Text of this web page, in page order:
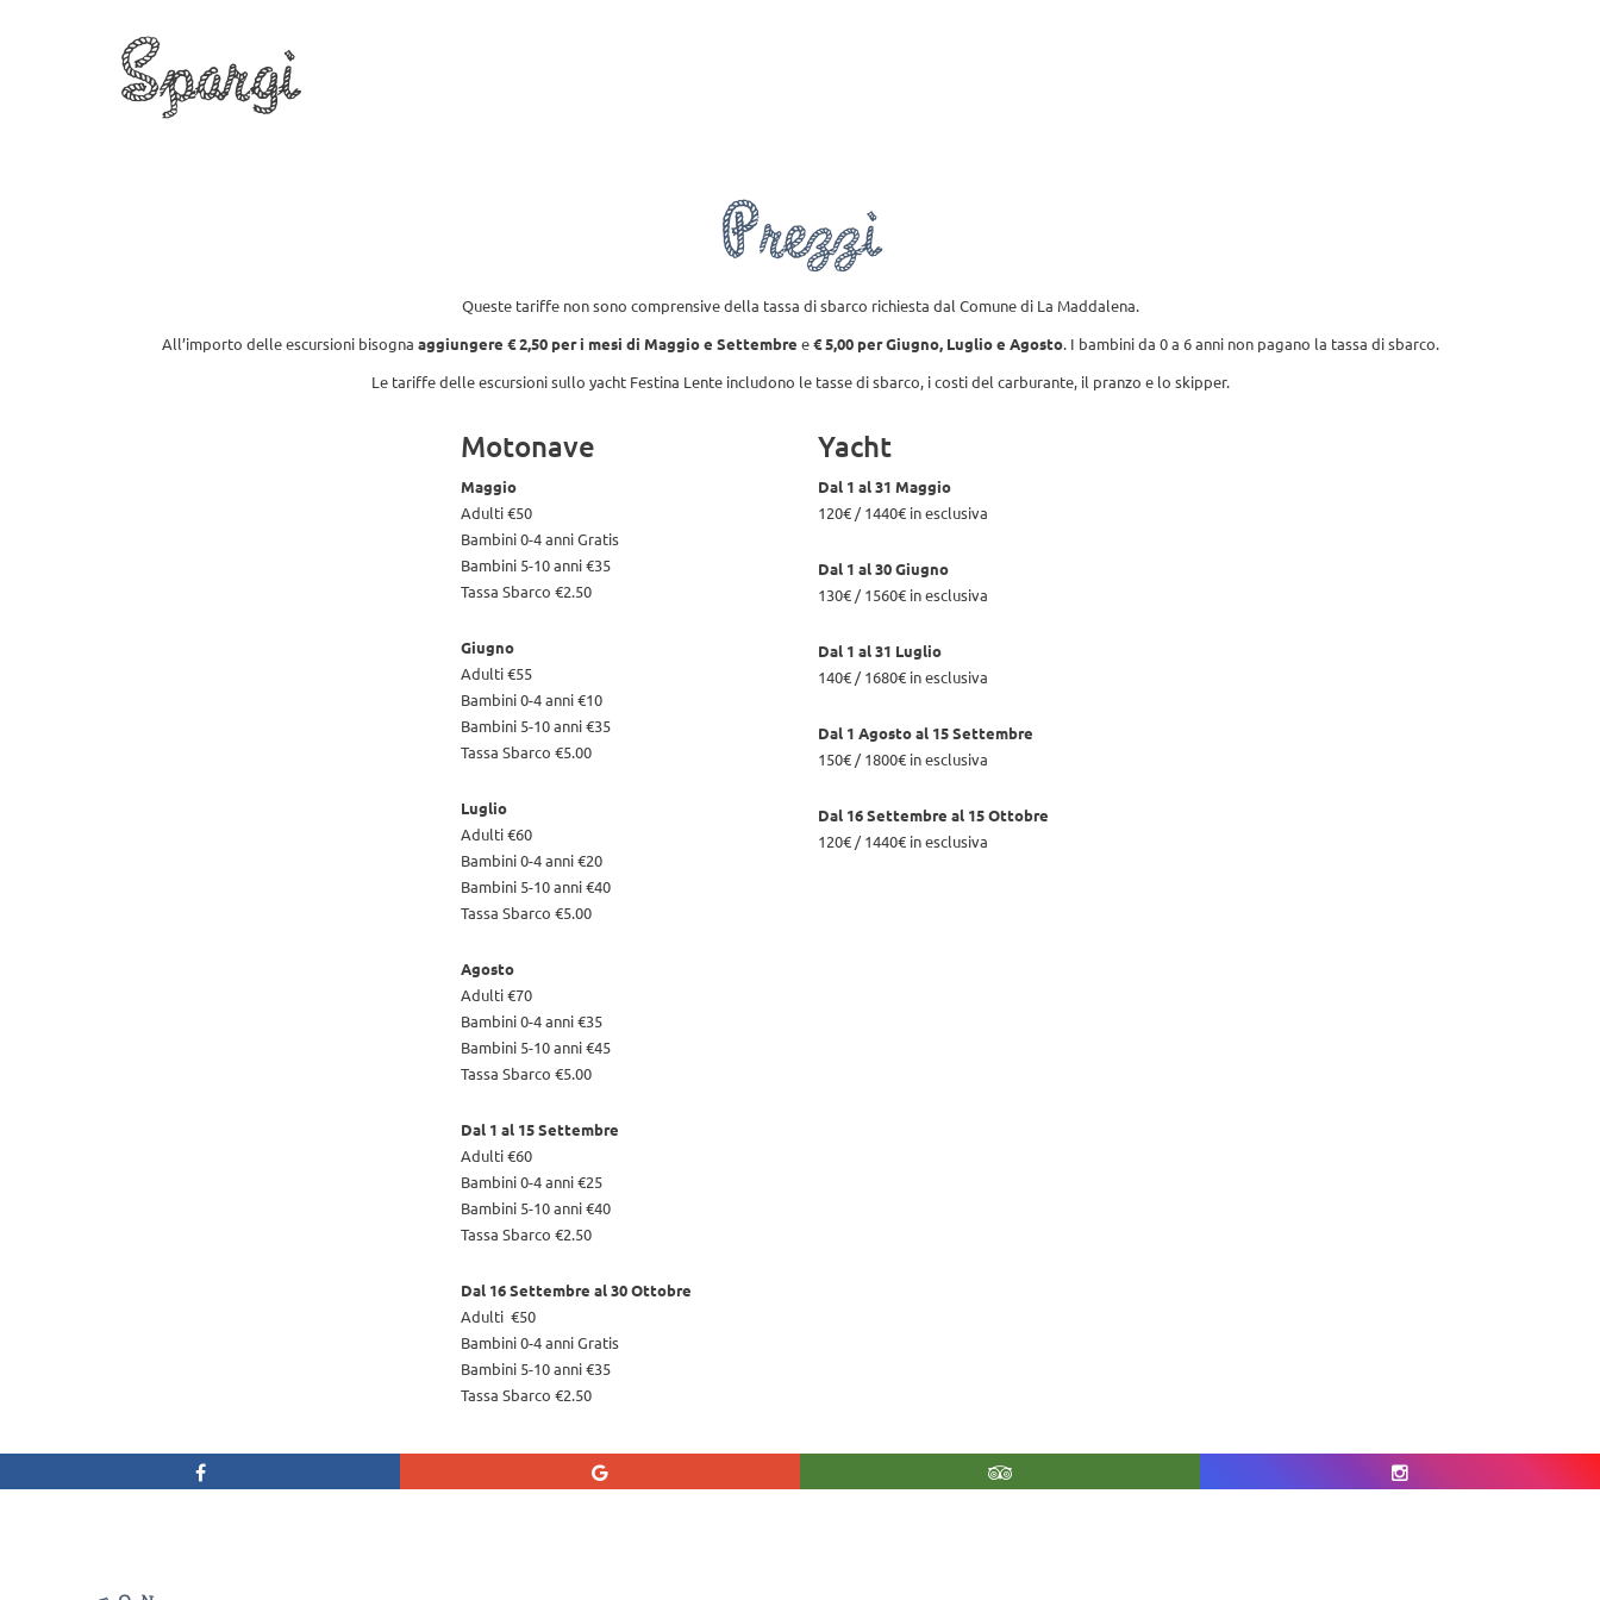
Spargi
Prezzi
Queste tariffe non sono comprensive della tassa di sbarco richiesta dal Comune di La Maddalena.
All’importo delle escursioni bisogna aggiungere € 2,50 per i mesi di Maggio e Settembre e€ 5,00 per Giugno, Luglio e Agosto. I bambini da 0 a 6 anni non pagano la tassa di sbarco.
Le tariffe delle escursioni sullo yacht Festina Lente includono le tasse di sbarco, i costi del carburante, il pranzo e lo skipper.
Motonave
Maggio
Adulti €50
Bambini 0-4 anni Gratis
Bambini 5-10 anni €35
Tassa Sbarco €2.50
Giugno
Adulti €55
Bambini 0-4 anni €10
Bambini 5-10 anni €35
Tassa Sbarco €5.00
Luglio
Adulti €60
Bambini 0-4 anni €20
Bambini 5-10 anni €40
Tassa Sbarco €5.00
Agosto
Adulti €70
Bambini 0-4 anni €35
Bambini 5-10 anni €45
Tassa Sbarco €5.00
Dal 1 al 15 Settembre
Adulti €60
Bambini 0-4 anni €25
Bambini 5-10 anni €40
Tassa Sbarco €2.50
Dal 16 Settembre al 30 Ottobre
Adulti €50
Bambini 0-4 anni Gratis
Bambini 5-10 anni €35
Tassa Sbarco €2.50
Yacht
Dal 1 al 31 Maggio
120€ / 1440€ in esclusiva
Dal 1 al 30 Giugno
130€ / 1560€ in esclusiva
Dal 1 al 31 Luglio
140€ / 1680€ in esclusiva
Dal 1 Agosto al 15 Settembre
150€ / 1800€ in esclusiva
Dal 16 Settembre al 15 Ottobre
120€ / 1440€ in esclusiva